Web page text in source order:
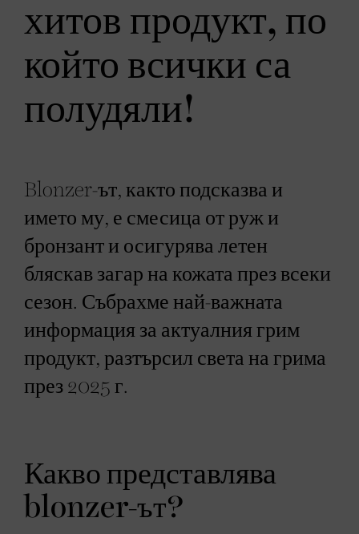
хитов продукт, по
който всички са
полудяли!
Blonzer-ът, както подсказва и
името му, е смесица от руж и
бронзант и осигурява летен
бляскав загар на кожата през всеки
сезон. Събрахме най-важната
информация за актуалния грим
продукт, разтърсил света на грима
през 2025 г.
Какво представлява
blonzer-ът?